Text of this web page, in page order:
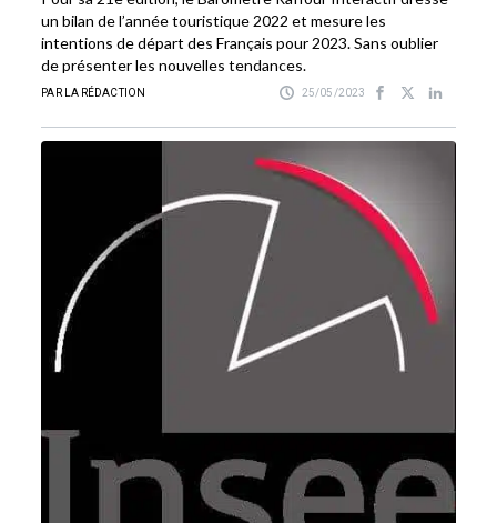
un bilan de l’année touristique 2022 et mesure les
intentions de départ des Français pour 2023. Sans oublier
de présenter les nouvelles tendances.
PAR LA RÉDACTION 25/05/2023